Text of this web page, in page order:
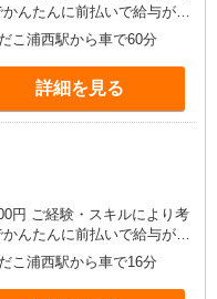
んたんに前払いで給与が受
条件あり） 車通勤の場合、
支給（駐車場あり）
こ浦西駅から車で60分
詳細を見る
円 ご経験・スキルにより考
んたんに前払いで給与が受
条件あり） 車通勤の場合、
支給（駐車場あり）
こ浦西駅から車で16分